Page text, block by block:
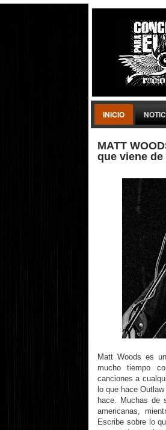
INICIO
MATT
que viene
Matt Woods es
mucho tiempo
canciones a
lo que hace
hace. Muchas de
americanas,
Escribe sobre lo